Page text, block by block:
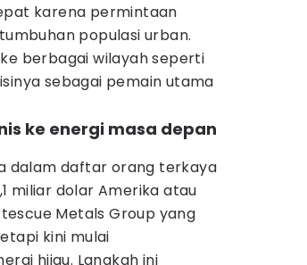
karena permintaan
populasi urban.
berbagai wilayah seperti
sebagai pemain utama
ke energi masa depan
dalam daftar orang terkaya
miliar dolar Amerika atau
Metals Group yang
kini mulai
hijau. Langkah ini